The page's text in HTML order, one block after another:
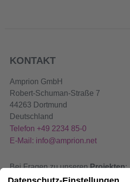
KONTAKT
Amprion GmbH
Robert-Schuman-Straße 7
44263 Dortmund
Deutschland
Telefon +49 2234 85-0
E-Mail: info@amprion.net
Bei Fragen zu unserenProjekten:
+49 800 584 9000